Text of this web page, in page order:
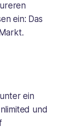
ein: Das
ein
und